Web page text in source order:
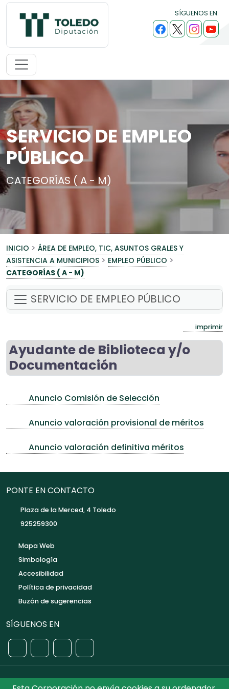
SÍGUENOS EN:
SERVICIO DE EMPLEO
PÚBLICO
CATEGORÍAS ( A - M)
INICIO > ÁREA DE EMPLEO, TIC, ASUNTOS GRALES Y
ASISTENCIA A MUNICIPIOS > EMPLEO PÚBLICO >
CATEGORÍAS ( A - M)
SERVICIO DE EMPLEO PÚBLICO
imprimir
Ayudante de Biblioteca y/o
Documentación
Anuncio Comisión de Selección
Anuncio valoración provisional de méritos
Anuncio valoración definitiva méritos
PONTE EN CONTACTO
Plaza de la Merced, 4 Toledo
925259300
Mapa Web
Simbología
Accesibilidad
Política de privacidad
Buzón de sugerencias
SÍGUENOS EN